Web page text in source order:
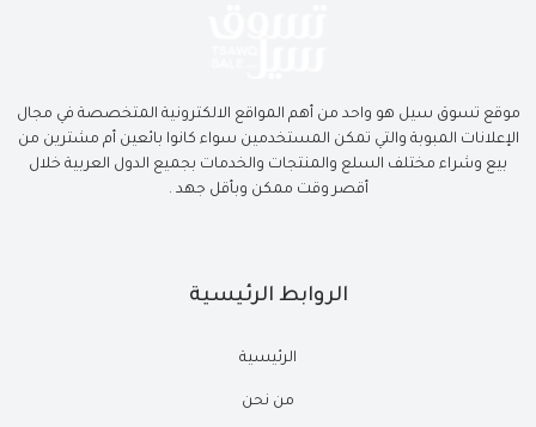
موقع تسوق سيل هو واحد من أهم المواقع الالكترونية المتخصصة في مجال
الإعلانات المبوبة والتي تمكن المستخدمين سواء كانوا بائعين أم مشترين من
بيع وشراء مختلف السلع والمنتجات والخدمات بجميع الدول العربية خلال
أقصر وقت ممكن وبأقل جهد .
الروابط الرئيسية
الرئيسية
من نحن